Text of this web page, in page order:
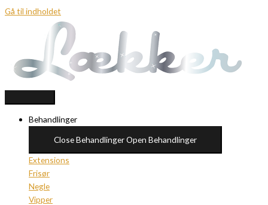
Gå til indholdet
Behandlinger
Close BehandlingerOpen Behandlinger
Extensions
Frisør
Negle
Vipper